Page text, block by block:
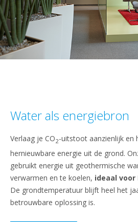
Water als energiebron
Verlaag je CO2-uitstoot aanzienlijk en
hernieuwbare energie uit de grond.
gebruikt energie uit geothermische
verwarmen en te koelen, ideaal voor
De grondtemperatuur blijft heel het
betrouwbare oplossing is.